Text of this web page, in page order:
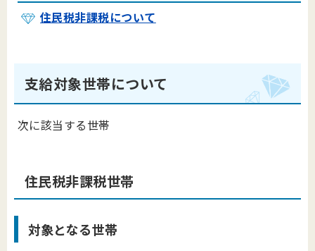
住民税非課税について
支給対象世帯について
次に該当する世帯
住民税非課税世帯
対象となる世帯